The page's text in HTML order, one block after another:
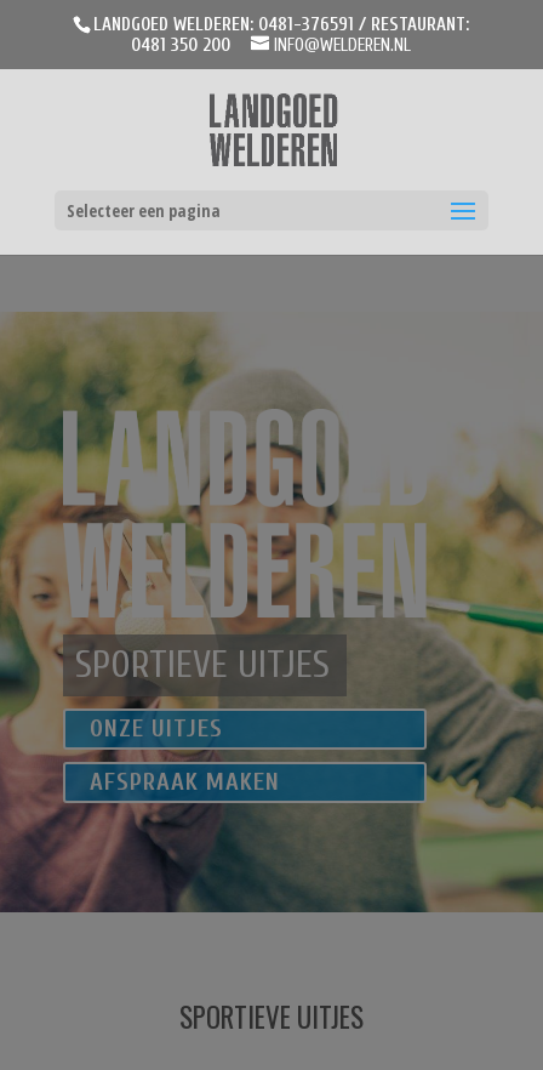
LANDGOED WELDEREN: 0481-376591 / RESTAURANT:
0481 350 200
INFO@WELDEREN.NL
Selecteer een pagina
SPORTIEVE UITJES
ONZE UITJES
AFSPRAAK MAKEN
SPORTIEVE UITJES